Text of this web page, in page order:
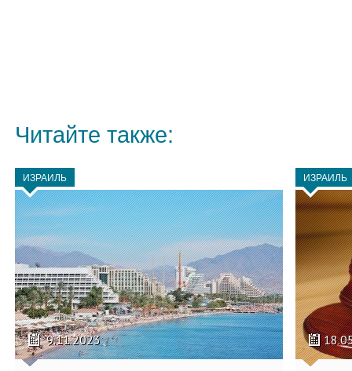
Читайте также:
ИЗРАИЛЬ
9.11.2023
ИЗРАИЛЬ